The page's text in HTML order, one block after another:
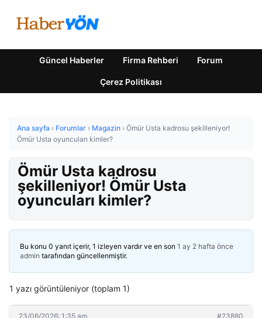
Güncel Haberler Firma Rehberi Forum
Çerez Politikası
Ana sayfa › Forumlar › Magazin › Ömür Usta kadrosu şekilleniyor!
Ömür Usta oyuncuları kimler?
Ömür Usta kadrosu
şekilleniyor! Ömür Usta
oyuncuları kimler?
Bu konu 0 yanıt içerir, 1 izleyen vardır ve en son 1 ay 2 hafta önce
admin tarafından güncellenmiştir.
1 yazı görüntüleniyor (toplam 1)
23/06/2026: 1:35 am #23880